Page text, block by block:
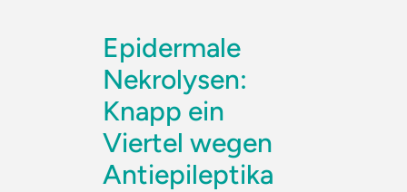
Epidermale
Nekrolysen:
Knapp ein
Viertel wegen
Antiepileptika